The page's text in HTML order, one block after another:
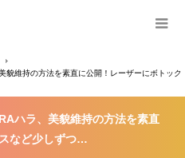
貌維持の方法を素直に公開！レーザーにボトック
ハラ、美貌維持の方法を素直
など少しずつ…